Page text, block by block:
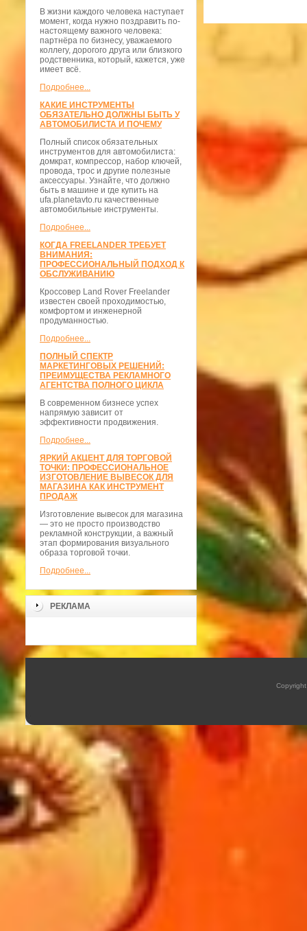
В жизни каждого человека наступает
момент, когда нужно поздравить по-
настоящему важного человека:
партнёра по бизнесу, уважаемого
коллегу, дорогого друга или близкого
родственника, который, кажется, уже
имеет всё.
Подробнее...
КАКИЕ ИНСТРУМЕНТЫ
ОБЯЗАТЕЛЬНО ДОЛЖНЫ БЫТЬ У
АВТОМОБИЛИСТА И ПОЧЕМУ
Полный список обязательных
инструментов для автомобилиста:
домкрат, компрессор, набор ключей,
провода, трос и другие полезные
аксессуары. Узнайте, что должно
быть в машине и где купить на
ufa.planetavto.ru качественные
автомобильные инструменты.
Подробнее...
КОГДА FREELANDER ТРЕБУЕТ
ВНИМАНИЯ:
ПРОФЕССИОНАЛЬНЫЙ ПОДХОД К
ОБСЛУЖИВАНИЮ
Кроссовер Land Rover Freelander
известен своей проходимостью,
комфортом и инженерной
продуманностью.
Подробнее...
ПОЛНЫЙ СПЕКТР
МАРКЕТИНГОВЫХ РЕШЕНИЙ:
ПРЕИМУЩЕСТВА РЕКЛАМНОГО
АГЕНТСТВА ПОЛНОГО ЦИКЛА
В современном бизнесе успех
напрямую зависит от
эффективности продвижения.
Подробнее...
ЯРКИЙ АКЦЕНТ ДЛЯ ТОРГОВОЙ
ТОЧКИ: ПРОФЕССИОНАЛЬНОЕ
ИЗГОТОВЛЕНИЕ ВЫВЕСОК ДЛЯ
МАГАЗИНА КАК ИНСТРУМЕНТ
ПРОДАЖ
Изготовление вывесок для магазина
— это не просто производство
рекламной конструкции, а важный
этап формирования визуального
образа торговой точки.
Подробнее...
РЕКЛАМА